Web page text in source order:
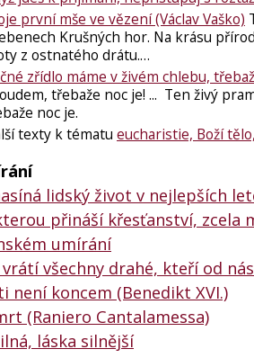
první mše ve vězení (Václav Vaško)
Krušných hor. Na krásu
z ostnatého drátu.…
zřídlo máme v živém chlebu,
třebaže noc je! ... Ten živý
noc je.
texty k tématu eucharistie, Boží
lidský život v nejlepších
přináší křesťanství, zcela
umírání
vrátí všechny drahé, kteří od
není koncem (Benedikt XVI.)
(Raniero Cantalamessa)
láska silnější